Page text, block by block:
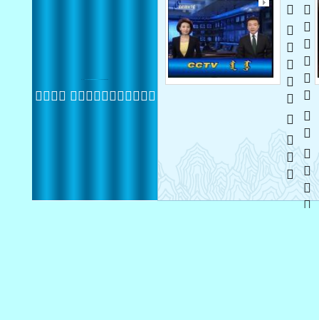
     
   